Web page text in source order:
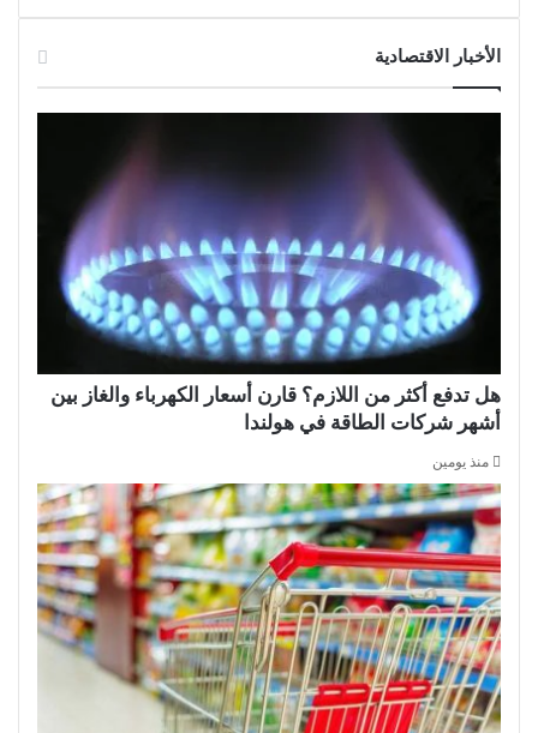
الأخبار الاقتصادية
هل تدفع أكثر من اللازم؟ قارن أسعار الكهرباء والغاز بين
أشهر شركات الطاقة في هولندا
منذ يومين